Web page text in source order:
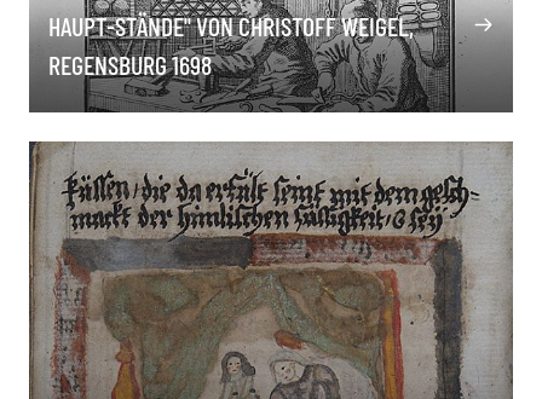
HAUPT-STÄNDE" VON CHRISTOFF WEIGEL,
REGENSBURG 1698